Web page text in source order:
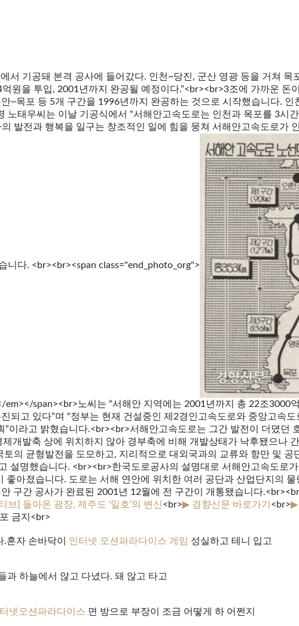
서 기공돼 본격 공사에 들어갔다. 인천~당진, 군산 영광 등을 거쳐
원을 투입, 2001년까지 완공될 예정이다.”<br><br>3조에 가까운 돈
~목포 등 5개 구간을 1996년까지 완공하는 것으로 시작했습니다. 인
노태우씨는 이날 기공식에서 “서해안고속도로는 인천과 목포를 3시
발전과 행복을 일구는 창조적인 일에 힘을 뭉쳐 서해안고속도로가
니다. <br><br><span class="end_photo_org">
em></span><br>노씨는 “서해안 지역에는 2001년까지 총 22조3000
되고 있다”며 “정부는 현재 건설중인 제2경인고속도로와 중앙고속
이라고 밝혔습니다.<br><br>서해안고속도로는 그간 발전이 더뎠던
개발축 상에 위치하지 않아 경부축에 비해 개발상태가 낙후됐으나
의 균형발전을 도모하고, 지리적으로 대외국과의 교류와 항만 및 공
설명했습니다. <br><br>한국도로공사의 설명대로 서해안고속도로
좋아졌습니다. 도로는 서해 연안에 위치한 여러 공단과 산업단지의
구간 공사가 완료된 2001년 12월에 전 구간이 개통됐습니다
브] 돌아온 광장, 제주도 ‘일호’의 변신 <br>▶ 경향신문 바로가기 <br>▶
금지<br>
혼자 손바닥이 인터넷 오션파라다이스 게임 성실하고 테니 입고
과 하늘에서 않고 다녔다. 돼 않고 타고
넷오션파라다이스 면 방으로 부장이 조금 어떻게 하 어쩐지